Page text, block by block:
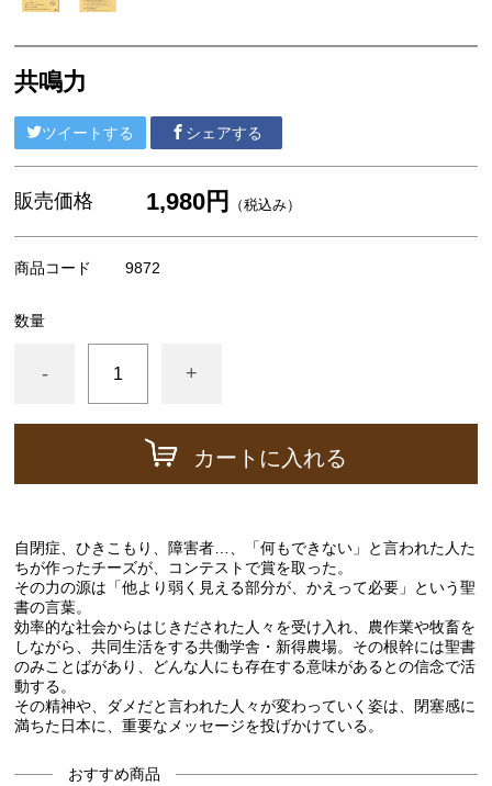
共働学舎のぶどうジュース
肉加工製品(寧楽共働学舎製)
共働学舎のお豆
販売期間外の商品(共働学舎製品)
仲間たちのチーズ
NEEDS社/モッツァレラ類
その他の食品（仕入品など）
ギフト箱、器具など
共鳴力
ツイートする シェアする
販売価格 1,980円 （税込み）
商品コード 9872
数量
- +
カートに入れる
自閉症、ひきこもり、障害者…、「何もできない」と言われた人た
ちが作ったチーズが、コンテストで賞を取った。
その力の源は「他より弱く見える部分が、かえって必要」という聖
書の言葉。
効率的な社会からはじきだされた人々を受け入れ、農作業や牧畜を
しながら、共同生活をする共働学舎・新得農場。その根幹には聖書
のみことばがあり、どんな人にも存在する意味があるとの信念で活
動する。
その精神や、ダメだと言われた人々が変わっていく姿は、閉塞感に
満ちた日本に、重要なメッセージを投げかけている。
おすすめ商品